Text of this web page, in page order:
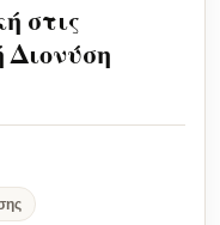
στις
Διονύση